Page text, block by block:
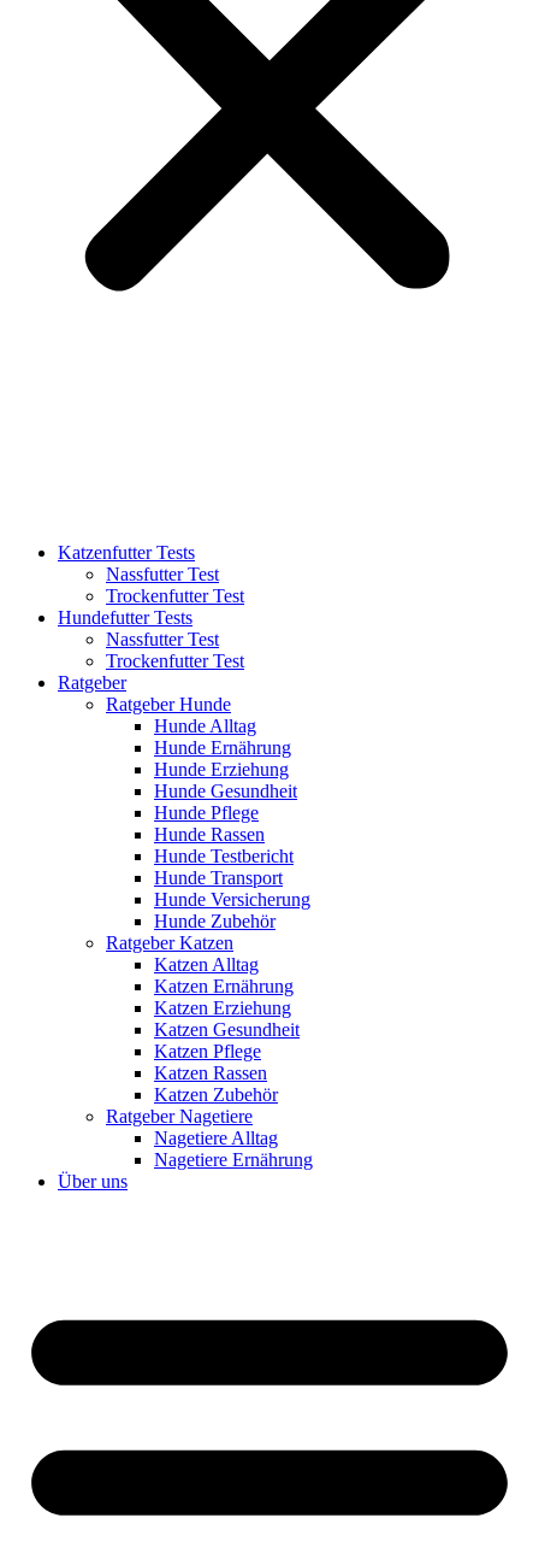
Katzenfutter Tests
Nassfutter Test
Trockenfutter Test
Hundefutter Tests
Nassfutter Test
Trockenfutter Test
Ratgeber
Ratgeber Hunde
Hunde Alltag
Hunde Ernährung
Hunde Erziehung
Hunde Gesundheit
Hunde Pflege
Hunde Rassen
Hunde Testbericht
Hunde Transport
Hunde Versicherung
Hunde Zubehör
Ratgeber Katzen
Katzen Alltag
Katzen Ernährung
Katzen Erziehung
Katzen Gesundheit
Katzen Pflege
Katzen Rassen
Katzen Zubehör
Ratgeber Nagetiere
Nagetiere Alltag
Nagetiere Ernährung
Über uns